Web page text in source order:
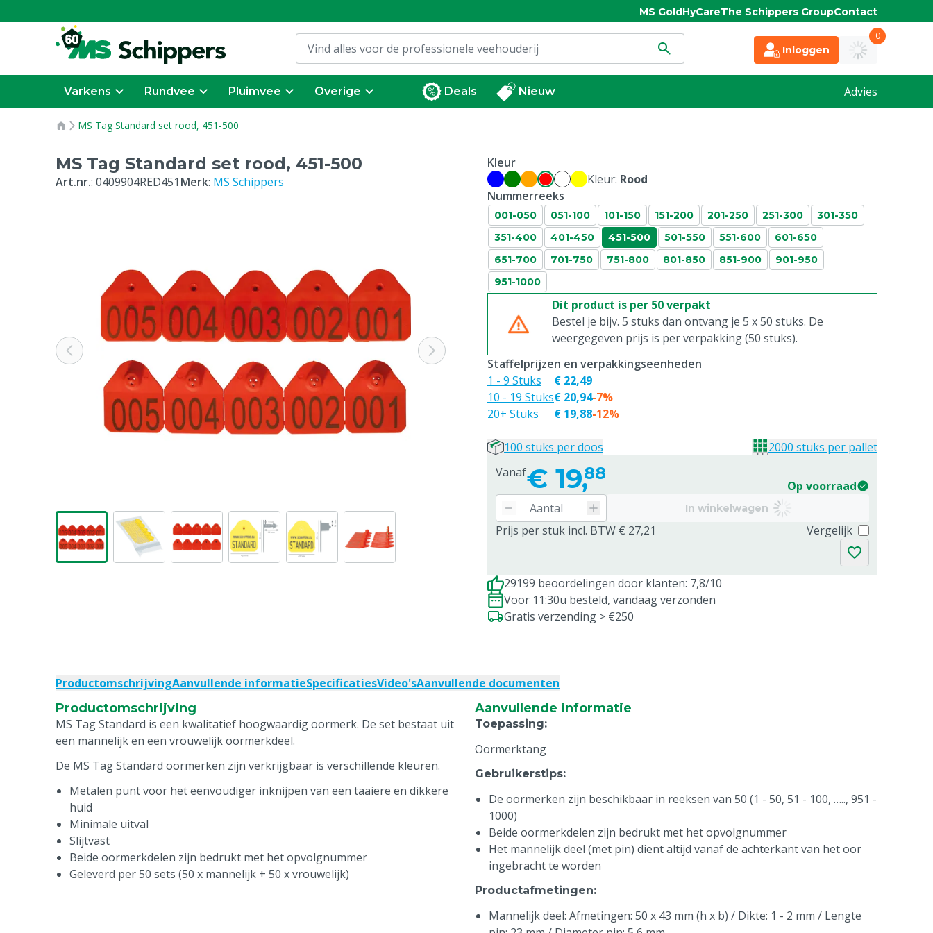
MS GoldHyCareThe Schippers GroupContact
Inloggen
0
Varkens Rundvee Pluimvee Overige Deals Nieuw Advies
MS Tag Standard set rood, 451-500
MS Tag Standard set rood, 451-500
Art.nr.: 0409904RED451 Merk: MS Schippers
Kleur
Kleur: Rood
Nummerreeks
001-050 051-100 101-150 151-200 201-250 251-300
301-350
351-400
401-450 451-500 501-550 551-600
601-650
651-700
701-750 751-800 801-850 851-900
901-950
951-1000
Dit product is per 50 verpakt
Bestel je bijv. 5 stuks dan ontvang je 5 x 50 stuks. De
weergegeven prijs is per verpakking (50 stuks).
Vanaf€ 19,88
Op voorraad
In winkelwagen
Prijs per stuk incl. BTW € 27,21 Vergelijk
Staffelprijzen en verpakkingseenheden
1 - 9 Stuks
10 - 19 Stuks
20+ Stuks
€ 22,49
€ 20,94
€ 19,88
-7%
-12%
100 stuks per doos 2000 stuks per pallet
29199 beoordelingen door klanten: 7,8/10
Voor 11:30u besteld, vandaag verzonden
Gratis verzending > €250
ProductomschrijvingAanvullende informatieSpecificatiesVideo'sAanvullende documenten
Productomschrijving
MS Tag Standard is een kwalitatief hoogwaardig oormerk. De set bestaat uit
een mannelijk en een vrouwelijk oormerkdeel.
De MS Tag Standard oormerken zijn verkrijgbaar is verschillende kleuren.
Metalen punt voor het eenvoudiger inknijpen van een taaiere en dikkere
huid
Minimale uitval
Slijtvast
Beide oormerkdelen zijn bedrukt met het opvolgnummer
Geleverd per 50 sets (50 x mannelijk + 50 x vrouwelijk)
Aanvullende informatie
Toepassing:
Oormerktang
Gebruikerstips:
De oormerken zijn beschikbaar in reeksen van 50 (1 - 50, 51 - 100, ….., 951 -
1000)
Beide oormerkdelen zijn bedrukt met het opvolgnummer
Het mannelijk deel (met pin) dient altijd vanaf de achterkant van het oor
ingebracht te worden
Productafmetingen:
Mannelijk deel: Afmetingen: 50 x 43 mm (h x b) / Dikte: 1 - 2 mm / Lengte